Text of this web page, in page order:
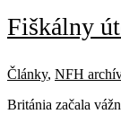
Fiškálny
Články, NFH
Británia začala